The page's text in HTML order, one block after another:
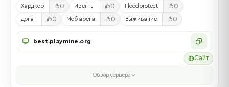
Хардкор 0 Ивенты 0 Floodprotect 0
Донат 0 Моб арена 0 Выживание 0
best.playmine.org
Сайт
Обзор сервера